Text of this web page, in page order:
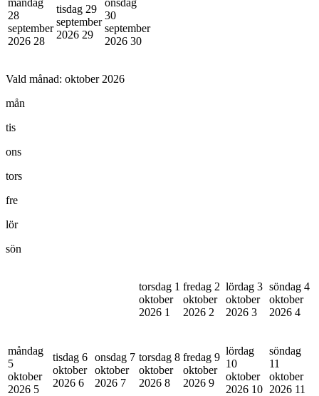
28
september
2026 28
tisdag 29
september
2026 29
30
september
2026 30
Vald månad: oktober 2026
mån
tis
ons
tors
fre
lör
sön
torsdag 1
oktober
2026 1
fredag 2
oktober
2026 2
lördag 3
oktober
2026 3
söndag 4
oktober
2026 4
måndag
5
oktober
2026 5
tisdag 6
oktober
2026 6
onsdag 7
oktober
2026 7
torsdag 8
oktober
2026 8
fredag 9
oktober
2026 9
lördag
10
oktober
2026 10
söndag
11
oktober
2026 11